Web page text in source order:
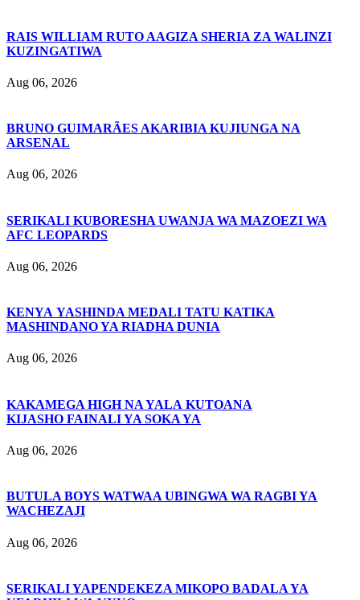
RAIS WILLIAM RUTO AAGIZA SHERIA ZA WALINZI
KUZINGATIWA
Aug 06, 2026
BRUNO GUIMARÃES AKARIBIA KUJIUNGA NA
ARSENAL
Aug 06, 2026
SERIKALI KUBORESHA UWANJA WA MAZOEZI WA
AFC LEOPARDS
Aug 06, 2026
KENYA YASHINDA MEDALI TATU KATIKA
MASHINDANO YA RIADHA DUNIA
Aug 06, 2026
KAKAMEGA HIGH NA YALA KUTOANA
KIJASHO FAINALI YA SOKA YA
Aug 06, 2026
BUTULA BOYS WATWAA UBINGWA WA RAGBI YA
WACHEZAJI
Aug 06, 2026
SERIKALI YAPENDEKEZA MIKOPO BADALA YA